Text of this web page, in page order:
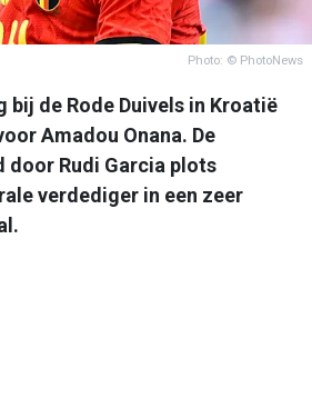
Photo: © PhotoNews
bij de Rode Duivels in Kroatië
Amadou Onana. De
door Rudi Garcia plots
verdediger in een zeer